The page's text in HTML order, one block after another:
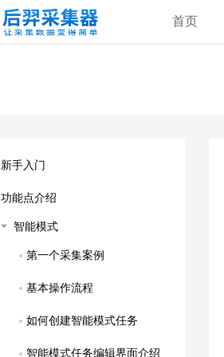
首页
新手入门
功能点介绍
智能模式
第一个采集案例
基本操作流程
如何创建智能模式任务
智能模式任务编辑界面介绍